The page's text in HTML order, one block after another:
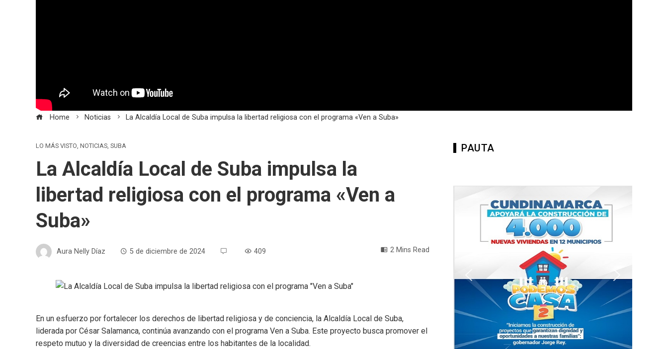
Home Noticias La Alcaldía Local de Suba impulsa la libertad religiosa con el programa «Ven a Suba»
LO MÁS VISTO, NOTICIAS, SUBA
La Alcaldía Local de Suba impulsa la
libertad religiosa con el programa «Ven a
Suba»
Aura Nelly Díaz 5 de diciembre de 2024 409 2 Mins Read
En un esfuerzo por fortalecer los derechos de libertad religiosa y de conciencia, la Alcaldía Local de Suba,
liderada por César Salamanca, continúa avanzando con el programa Ven a Suba. Este proyecto busca promover el
respeto mutuo y la diversidad de creencias entre los habitantes de la localidad.
PAUTA